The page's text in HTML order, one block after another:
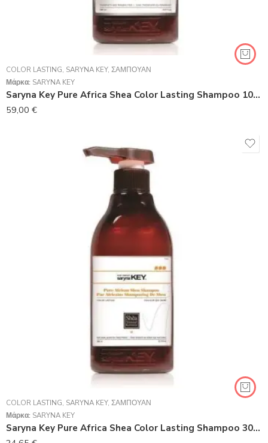
COLOR LASTING, SARYNA KEY, ΣΑΜΠΟΥΆΝ
Μάρκα: SARYNA KEY
Saryna Key Pure Africa Shea Color Lasting Shampoo 1000ml
59,00 €
COLOR LASTING, SARYNA KEY, ΣΑΜΠΟΥΆΝ
Μάρκα: SARYNA KEY
Saryna Key Pure Africa Shea Color Lasting Shampoo 300ml